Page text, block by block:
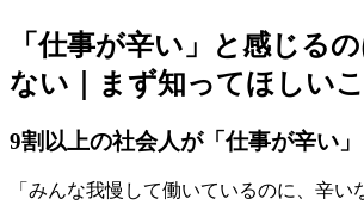
「仕事が辛い」と感じる
ない｜まず知ってほしい
9割以上の社会人が「仕事が辛い
「みんな我慢して働いているのに、辛い